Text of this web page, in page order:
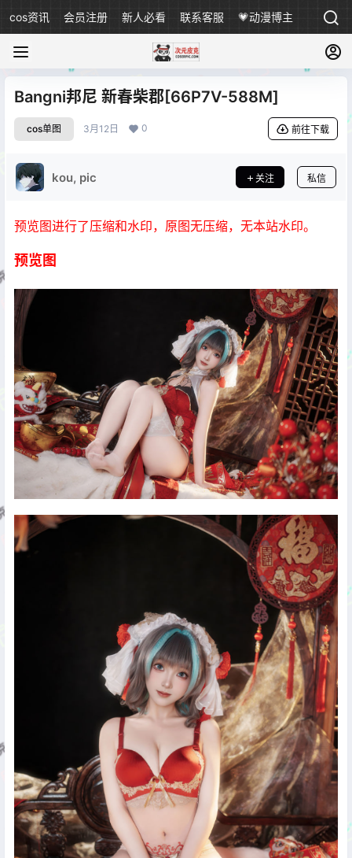
cos资讯 会员注册 新人必看 联系客服 💗动漫博主
Bangni邦尼 新春柴郡[66P7V-588M]
cos单图 3月12日 0 前往下载
kou, pic 关注 私信
预览图进行了压缩和水印，原图无压缩，无本站水印。
预览图